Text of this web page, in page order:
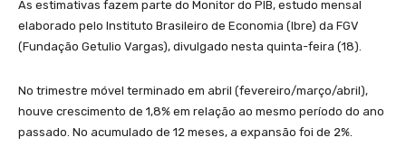
As estimativas fazem parte do Monitor do PIB, estudo mensal
elaborado pelo Instituto Brasileiro de Economia (Ibre) da FGV
(Fundação Getulio Vargas), divulgado nesta quinta-feira (18).
No trimestre móvel terminado em abril (fevereiro/março/abril),
houve crescimento de 1,8% em relação ao mesmo período do ano
passado. No acumulado de 12 meses, a expansão foi de 2%.